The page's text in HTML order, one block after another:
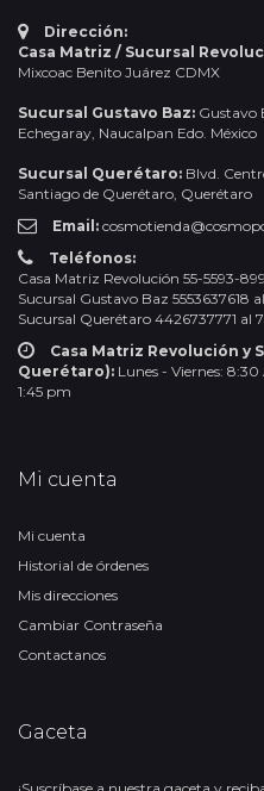
Dirección:
Casa Matriz / Sucursal
Mixcoac Benito Juárez CDMX
Sucursal Gustavo Baz: Gustavo
Echegaray, Naucalpan Edo. México
Sucursal Querétaro: Blvd.
Santiago de Querétaro, Querétaro
Email:
Teléfonos:
Casa Matriz Revolución 55-5593-
Sucursal Gustavo Baz 5553637618
Sucursal Querétaro 4426737771 al
Casa Matriz Revolución y
Querétaro): Lunes - Viernes:
1:45 pm
Mi cuenta
Mi cuenta
Historial de órdenes
Mis direcciones
Cambiar Contraseña
Contactanos
Gaceta